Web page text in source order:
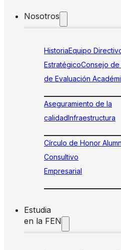
Nosotros
HistoriaEquipo
EstratégicoConsejo de
de Evaluación
Aseguramiento de la
calidadInfraestructura
Círculo de Honor
Consultivo
Empresarial
Estudia
en la FEN